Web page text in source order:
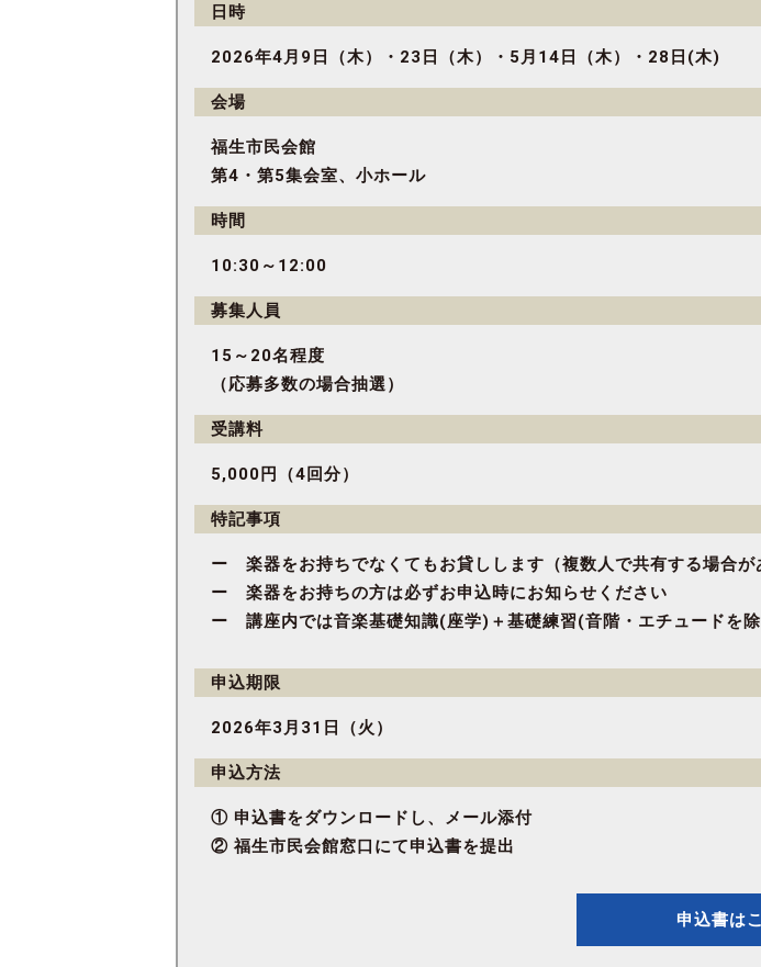
日時
2026年4月9日（木）・23日（木）・5月14日（木）・28日(木)
会場
福生市民会館
第4・第5集会室、小ホール
時間
10:30～12:00
募集人員
15～20名程度
（応募多数の場合抽選）
受講料
5,000円（4回分）
特記事項
ー 楽器をお持ちでなくてもお貸しします（複数人で共有する場合が
ー 楽器をお持ちの方は必ずお申込時にお知らせください
ー 講座内では音楽基礎知識(座学)＋基礎練習(音階・エチュードを
申込期限
2026年3月31日（火）
申込方法
① 申込書をダウンロードし、メール添付
② 福生市民会館窓口にて申込書を提出
申込書は